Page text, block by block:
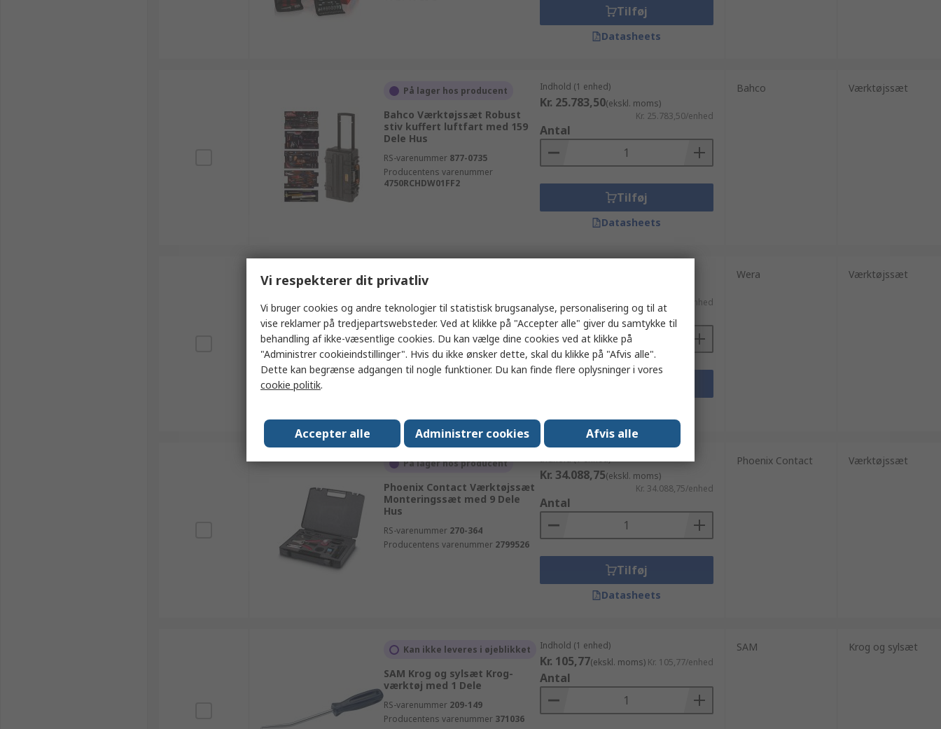
Tilføj
Datasheets
På lager hos producent
Bahco Værktøjssæt Robust
stiv kuffert luftfart med 159
Dele Hus
RS-varenummer 877-0735
Producentens varenummer
4750RCHDW01FF2
Indhold (1 enhed)
Kr. 25.783,50(ekskl. moms)
Kr. 25.783,50/enhed
Antal
Tilføj
Datasheets
Bahco Værktøjssæt
På lager
Wera VDE/1000V godkendt
Værktøjssæt Værktøjssæt til
VVS med 15 Dele Hus
RS-varenummer188-6196
Producentens varenummer
05136026001
Kr. 1.778,71/enhed
Antal
Wera Værktøjssæt
På lager hos producent
Phoenix Contact Værktøjssæt
Monteringssæt med 9 Dele
Hus
RS-varenummer 270-364
Producentens varenummer 2799526
Indhold (1 enhed)
Kr. 34.088,75(ekskl. moms)
Kr. 34.088,75/enhed
Antal
Tilføj
Datasheets
Phoenix Contact Værktøjssæt
Kan ikke leveres i øjeblikket
SAM Krog og sylsæt Krog-
værktøj med 1 Dele
RS-varenummer 209-149
Producentens varenummer 371036
Indhold (1 enhed)
Kr. 105,77(ekskl. moms) Kr. 105,77/enhed
Antal
SAM Krog og sylsæt
Vi respekterer dit privatliv
Vi bruger cookies og andre teknologier til statistisk brugsanalyse, personalisering og til at
vise reklamer på tredjepartswebsteder. Ved at klikke på "Accepter alle" giver du samtykke til
behandling af ikke-væsentlige cookies. Du kan vælge dine cookies ved at klikke på
"Administrer cookieindstillinger". Hvis du ikke ønsker dette, skal du klikke på "Afvis alle".
Dette kan begrænse adgangen til nogle funktioner. Du kan finde flere oplysninger i vores
cookie politik.
Accepter alle Administrer cookies Afvis alle